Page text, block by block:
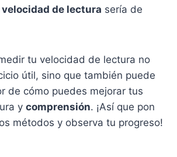
velocidad de lectura sería de
tu velocidad de lectura no
útil, sino que también puede
de cómo puedes mejorar tus
y comprensión. ¡Así que pon
métodos y observa tu progreso!